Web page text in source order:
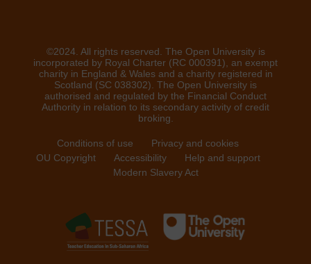
©2024. All rights reserved. The Open University is
incorporated by Royal Charter (RC 000391), an exempt
charity in England & Wales and a charity registered in
Scotland (SC 038302). The Open University is
authorised and regulated by the Financial Conduct
Authority in relation to its secondary activity of credit
broking.
Conditions of use
Privacy and cookies
OU Copyright
Accessibility
Help and support
Modern Slavery Act